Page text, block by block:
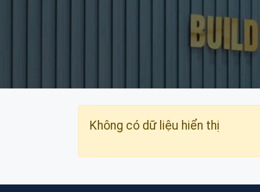
Không có dữ liệu hiển thị